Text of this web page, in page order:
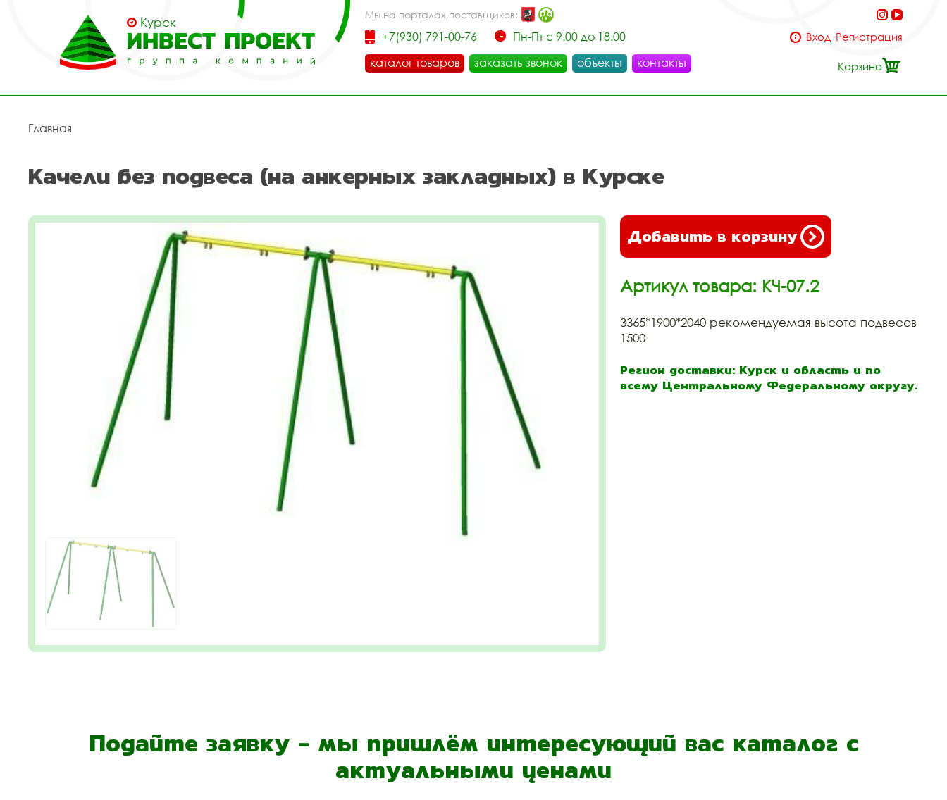
Курск
Мы на порталах поставщиков:
+7(930) 791-00-76
Пн-Пт с 9.00 до 18.00
каталог товаров
заказать звонок объекты контакты
Вход Регистрация
Корзина
Главная
Качели без подвеса (на анкерных закладных) в Курске
Добавить в корзину
Артикул товара: КЧ-07.2
3365*1900*2040 рекомендуемая высота подвесов
1500
Регион доставки: Курск и область и по
всему Центральному Федеральному округу.
Подайте заявку - мы пришлём интересующий вас каталог с
актуальными ценами